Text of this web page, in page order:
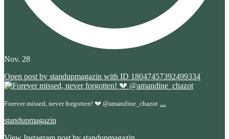
Nov. 28
Open post by standupmagazin with ID 18047457392499334
Forever missed, never forgotten! 💔 @amandine_chazot ...
standupmagazin